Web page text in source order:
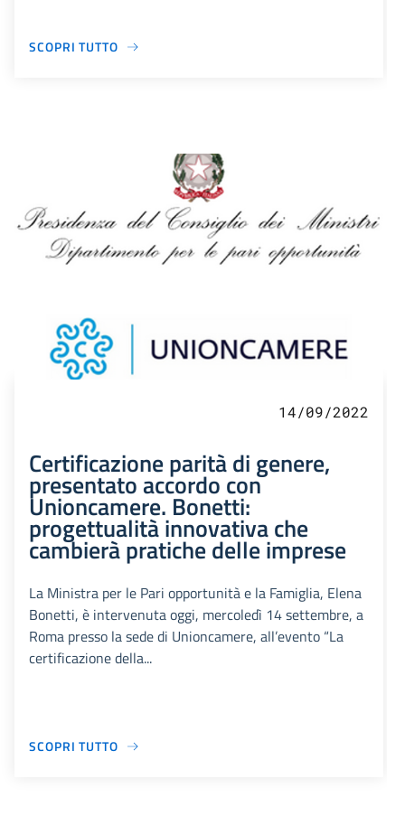
SCOPRI TUTTO
14/09/2022
Certificazione parità di genere,
presentato accordo con
Unioncamere. Bonetti:
progettualità innovativa che
cambierà pratiche delle imprese
La Ministra per le Pari opportunità e la Famiglia, Elena
Bonetti, è intervenuta oggi, mercoledì 14 settembre, a
Roma presso la sede di Unioncamere, all’evento “La
certificazione della...
SCOPRI TUTTO